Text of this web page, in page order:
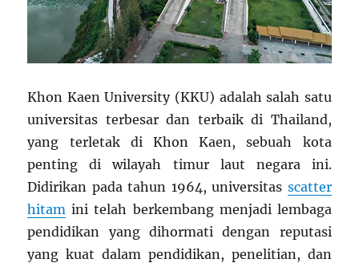
Khon Kaen University (KKU) adalah salah satu
universitas terbesar dan terbaik di Thailand,
yang terletak di Khon Kaen, sebuah kota
penting di wilayah timur laut negara ini.
Didirikan pada tahun 1964, universitas scatter
hitam ini telah berkembang menjadi lembaga
pendidikan yang dihormati dengan reputasi
yang kuat dalam pendidikan, penelitian, dan